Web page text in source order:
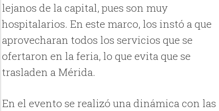
lejanos de la capital, pues son muy
hospitalarios. En este marco, los instó a que
aprovecharan todos los servicios que se
ofertaron en la feria, lo que evita que se
trasladen a Mérida.
En el evento se realizó una dinámica con las